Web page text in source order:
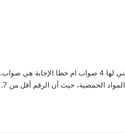
تعتبر إجابة سؤال يصنف الطماطم من المواد الحمضية لأن الرقم الهيدروجيني لها 4 صواب ام خطا الإجابة هي صواب.
لأن الرقم الهيدروجيني للطماطم حوالي 4، وهذا يعني أنها تقع ضمن نطاق المواد الحمضية، حيث أن الرقم أقل من 7.